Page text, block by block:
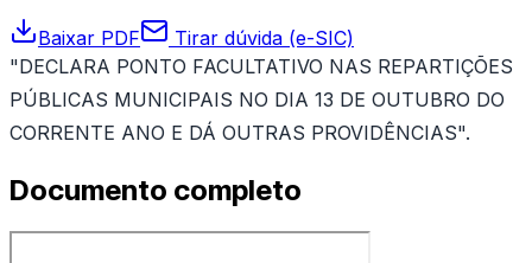
Baixar PDF
Tirar dúvida (e-SIC)
"DECLARA PONTO FACULTATIVO NAS REPARTIÇÕES
PÚBLICAS MUNICIPAIS NO DIA 13 DE OUTUBRO DO
CORRENTE ANO E DÁ OUTRAS PROVIDÊNCIAS".
Documento completo